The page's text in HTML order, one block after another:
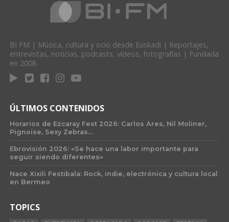
BI FM | Música, cultura y ocio desde Euskadi | Reportajes,
entrevistas, noticias, podcasts, vídeos, fotografías | Fundada
en 2008
ÚLTIMOS CONTENIDOS
Horarios de Ezcaray Fest 2026: Carlos Ares, Nil Moliner,
Pignoise, Sexy Zebras…
Ebrovisión 2026: «Se hace una labor importante para
seguir siendo diferentes»
Nace Xixili Festibala: Rock, indie, electrónica y cultura local
en Bermeo
TOPICS